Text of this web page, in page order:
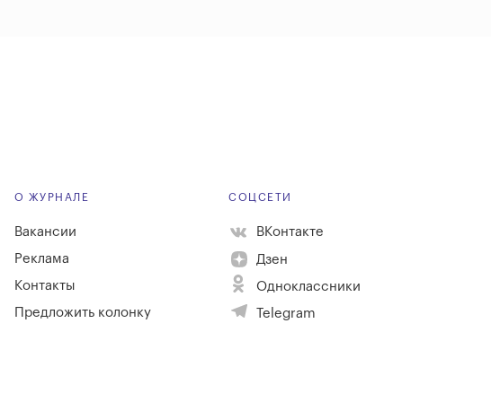
О ЖУРНАЛЕ
Вакансии
Реклама
Контакты
Предложить колонку
СОЦСЕТИ
ВКонтакте
Дзен
Одноклассники
Telegram